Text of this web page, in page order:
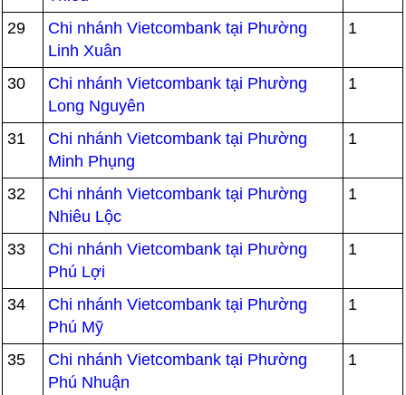
29
Chi nhánh Vietcombank tại Phường
Linh Xuân
1
30
Chi nhánh Vietcombank tại Phường
Long Nguyên
1
31
Chi nhánh Vietcombank tại Phường
Minh Phụng
1
32
Chi nhánh Vietcombank tại Phường
Nhiêu Lộc
1
33
Chi nhánh Vietcombank tại Phường
Phú Lợi
1
34
Chi nhánh Vietcombank tại Phường
Phú Mỹ
1
35
Chi nhánh Vietcombank tại Phường
Phú Nhuận
1